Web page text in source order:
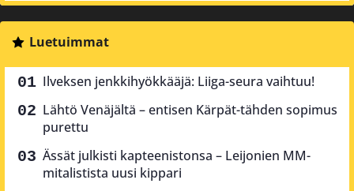
Luetuimmat
Ilveksen jenkkihyökkääjä: Liiga-seura vaihtuu!
Lähtö Venäjältä – entisen Kärpät-tähden sopimus
purettu
Ässät julkisti kapteenistonsa – Leijonien MM-
mitalistista uusi kippari